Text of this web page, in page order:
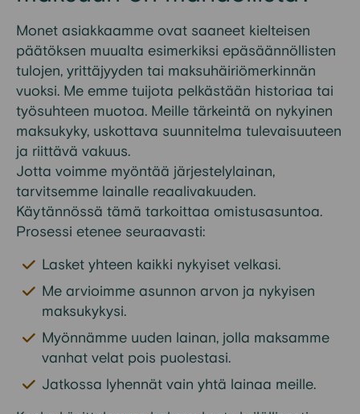
Monet asiakkaamme ovat saaneet kielteisen
päätöksen muualta esimerkiksi epäsäännöllisten
tulojen, yrittäjyyden tai maksuhäiriömerkinnän
vuoksi. Me emme tuijota pelkästään historiaa tai
työsuhteen muotoa. Meille tärkeintä on nykyinen
maksukyky, uskottava suunnitelma tulevaisuuteen
ja riittävä vakuus.
Jotta voimme myöntää järjestelylainan,
tarvitsemme lainalle reaalivakuuden.
Käytännössä tämä tarkoittaa omistusasuntoa.
Prosessi etenee seuraavasti:
Lasket yhteen kaikki nykyiset velkasi.
Me arvioimme asunnon arvon ja nykyisen
maksukykysi.
Myönnämme uuden lainan, jolla maksamme
vanhat velat pois puolestasi.
Jatkossa lyhennät vain yhtä lainaa meille.